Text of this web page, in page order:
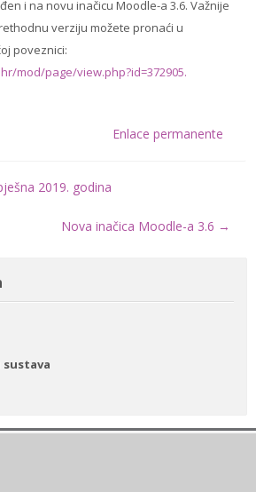
i na novu inačicu Moodle-a 3.6. Važnije
verziju možete pronaći u
poveznici:
mod/page/view.php?id=372905.
Enlace permanente
2019. godina
Nova inačica Moodle-a 3.6 →
sustava